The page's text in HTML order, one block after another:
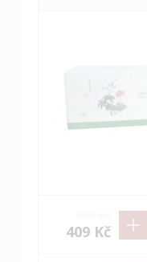
409 Kč